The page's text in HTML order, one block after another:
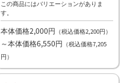
この商品にはバリエーションがありま
す。
本体価格2,000円 （税込価格2,200円）
～本体価格6,550円 （税込価格7,205
円）